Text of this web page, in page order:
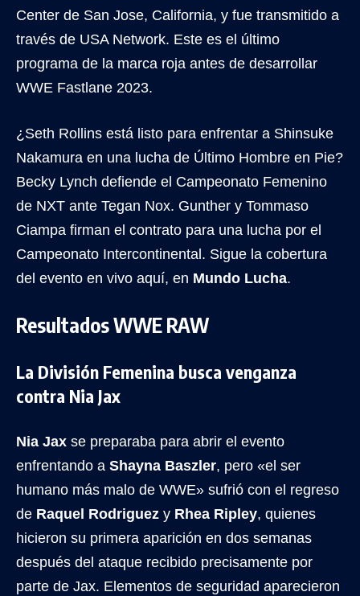
Center de San Jose, California, y fue transmitido a
través de USA Network. Este es el último
programa de la marca roja antes de desarrollar
WWE Fastlane 2023.
¿Seth Rollins está listo para enfrentar a Shinsuke
Nakamura en una lucha de Último Hombre en Pie?
Becky Lynch defiende el Campeonato Femenino
de NXT ante Tegan Nox. Gunther y Tommaso
Ciampa firman el contrato para una lucha por el
Campeonato Intercontinental. Sigue la cobertura
del evento en vivo aquí, en Mundo Lucha.
Resultados WWE RAW
La División Femenina busca venganza
contra Nia Jax
Nia Jax se preparaba para abrir el evento
enfrentando a Shayna Baszler, pero «el ser
humano más malo de WWE» sufrió con el regreso
de Raquel Rodriguez y Rhea Ripley, quienes
hicieron su primera aparición en dos semanas
después del ataque recibido precisamente por
parte de Jax. Elementos de seguridad aparecieron